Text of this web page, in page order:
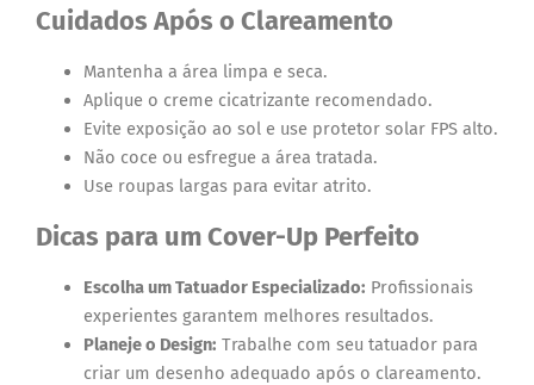
Cuidados Após o Clareamento
Mantenha a área limpa e seca.
Aplique o creme cicatrizante recomendado.
Evite exposição ao sol e use protetor solar FPS alto.
Não coce ou esfregue a área tratada.
Use roupas largas para evitar atrito.
Dicas para um Cover-Up Perfeito
Escolha um Tatuador Especializado: Profissionais
experientes garantem melhores resultados.
Planeje o Design: Trabalhe com seu tatuador para
criar um desenho adequado após o clareamento.